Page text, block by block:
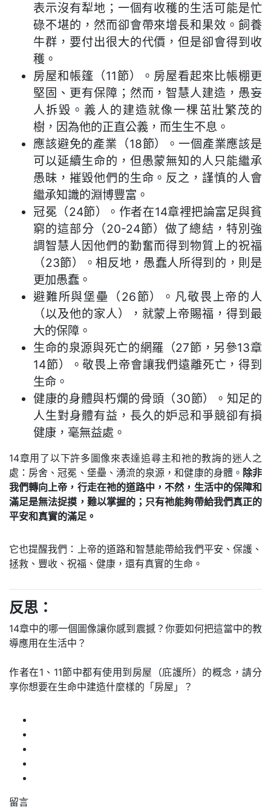
表示沒有犁地；一個有收穫的生活可能是忙
碌不堪的，然而卻會帶來增長和果效。飼養
牛群，要付出很大的代價，但是卻會得到收
穫。
房屋和帳篷（11節）。房屋看起來比帳棚更
堅固、更有保障；然而，智慧人建造，愚妄
人拆毀。義人的建造就像一棵茁壯繁茂的
樹，因為他的正直公義，而生生不息。
應該避免的產業（18節）。一個產業應該是
可以延續生命的，但愚蒙無知的人只能繼承
愚昧，摧毀他們的生命。反之，謹慎的人會
繼承知識的淵博豐富。
冠冕（24節）。作者在14章裡把論富足與貧
窮的這部分（20-24節）做了總結，特別強
調智慧人因他們的勤奮而得到物質上的祝福
（23節）。相反地，愚蠢人所得到的，則是
更加愚蠢。
避難所與堡壘（26節）。凡敬畏上帝的人
（以及他的家人），就蒙上帝賜福，得到最
大的保障。
生命的泉源與死亡的網羅（27節，另參13章
14節）。敬畏上帝會讓我們遠離死亡，得到
生命。
健康的身體與朽爛的骨頭（30節）。知足的
人生對身體有益，長久的妒忌和爭競卻有損
健康，毫無益處。
14章用了以下許多圖像來表達追尋主和祂的教誨的迷人之
處：房舍、冠冕、堡壘、湧流的泉源，和健康的身體。 除非
我們轉向上帝，行走在祂的道路中，不然，生活中的保障和
滿足是無法捉摸，難以掌握的；只有祂能夠帶給我們真正的
平安和真實的滿足。
它也提醒我們：上帝的道路和智慧能帶給我們平安、保護、
拯救、豐收、祝福、健康，還有真實的生命。
反思：
14章中的哪一個圖像讓你感到震撼？你要如何把這當中的教
導應用在生活中？
作者在1、11節中都有使用到房屋（庇護所）的概念，請分
享你想要在生命中建造什麼樣的「房屋」？
留言